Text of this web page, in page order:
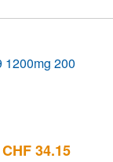
1200mg 200
34.15